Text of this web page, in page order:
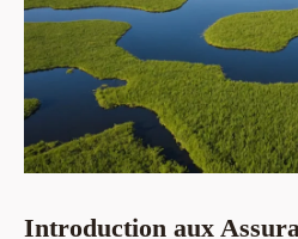
Introduction aux